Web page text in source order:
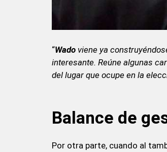
“Wado viene ya
interesante. Reúne algunas
del lugar que ocupe en la
Balance de
Por otra parte, cuando al